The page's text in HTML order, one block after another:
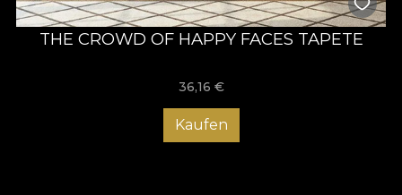
THE CROWD OF HAPPY FACES TAPETE
36,16 €
Kaufen